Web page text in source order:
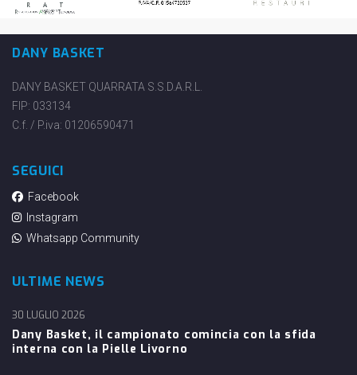
DANY BASKET
DANY BASKET QUARRATA S.S.D.A.R.L.
FIP: 033134
C.f. / P.iva: 01206590471
SEGUICI
Facebook
Instagram
Whatsapp Community
ULTIME NEWS
Dany Basket, il campionato comincia con la sfida
interna con la Pielle Livorno
30 LUGLIO 2026